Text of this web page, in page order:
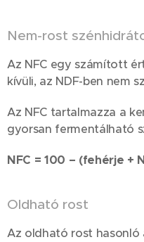
Nem-rost
Az NFC egy számított
kívüli, az NDF-ben nem
Az NFC tartalmazza a
gyorsan fermentálható
NFC = 100 – (fehérje +
Oldható rost
Az oldható rost hasonló